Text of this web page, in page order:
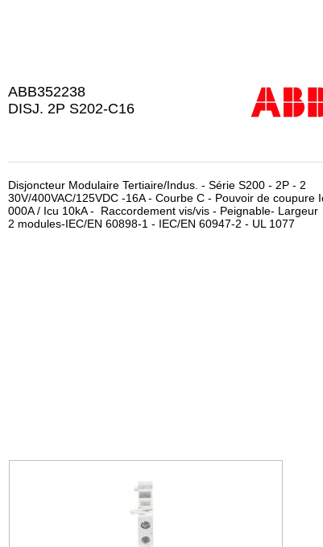
ABB352238
DISJ. 2P S202-C16
Disjoncteur Modulaire Tertiaire/Indus. - Série S200 - 2P - 2
30V/400VAC/125VDC -16A - Courbe C - Pouvoir de coupure
000A / Icu 10kA - Raccordement vis/vis - Peignable- Largeur
2 modules-IEC/EN 60898-1 - IEC/EN 60947-2 - UL 1077